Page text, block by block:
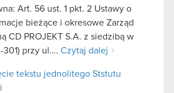
Art. 56 ust. 1 pkt. 2 Ustawy o
bieżące i okresowe Zarząd
CD PROJEKT S.A. z siedzibą w
301) przy ul…. Czytaj dalej
tekstu jednolitego Ststutu